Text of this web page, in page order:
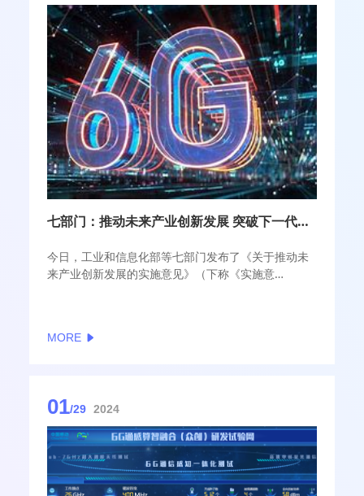
七部门：推动未来产业创新发展 突破下一代智能终端等标志性产品
今日，工业和信息化部等七部门发布了《关于推动未
来产业创新发展的实施意见》（下称《实施意
绕技术供给、产品打造、主体培育、丰富场景、支撑
MORE
01/29 2024